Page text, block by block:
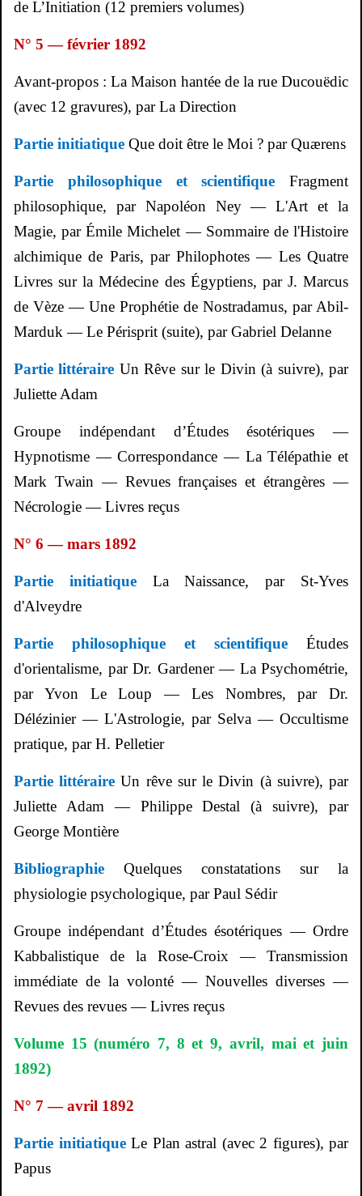
de L’Initiation (12 premiers volumes)
N° 5 — février 1892
Avant-propos : La Maison hantée de la rue Ducouëdic
(avec 12 gravures), par La Direction
Partie initiatique Que doit être le Moi ? parQuærens
Partie philosophique et scientifique Fragment
philosophique, par Napoléon Ney — L'Art et la
Magie, par Émile Michelet — Sommaire de l'Histoire
alchimique de Paris, parPhilophotes — Les Quatre
Livres sur la Médecine des Égyptiens, par J. Marcus
de Vèze — Une Prophétie de Nostradamus, parAbil-
Marduk — Le Périsprit (suite), par Gabriel Delanne
Partie littéraire Un Rêve sur le Divin (à suivre), par
Juliette Adam
Groupe indépendant d’Études ésotériques —
Hypnotisme — Correspondance — La Télépathie et
Mark Twain — Revues françaises et étrangères —
Nécrologie — Livres reçus
N° 6 — mars 1892
Partie initiatiqueLa Naissance, par St-Yves
d'Alveydre
Partie philosophique et scientifique Études
d'orientalisme, par Dr. Gardener— La Psychométrie,
par Yvon Le Loup — Les Nombres, par Dr.
Délézinier— L'Astrologie, par Selva — Occultisme
pratique, par H. Pelletier
Partie littéraireUn rêve sur le Divin (à suivre), par
Juliette Adam — PhilippeDestal (à suivre), par
George Montière
Bibliographie Quelques constatations sur la
physiologie psychologique, par Paul Sédir
Groupe indépendant d’Études ésotériques — Ordre
Kabbalistique de la Rose-Croix — Transmission
immédiate de la volonté — Nouvelles diverses —
Revues des revues — Livres reçus
Volume 15 (numéro 7, 8 et 9, avril, mai et juin
1892)
N° 7 — avril 1892
Partie initiatiqueLe Plan astral (avec 2 figures), par
Papus